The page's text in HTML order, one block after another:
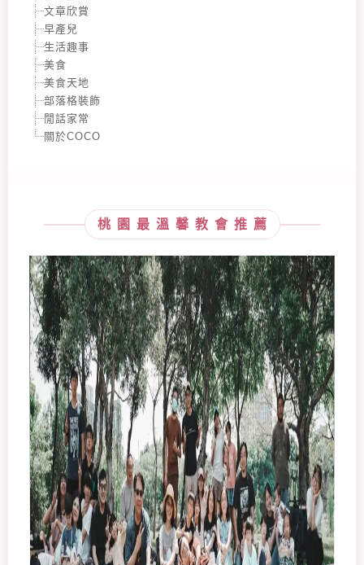
文章欣賞
早產兒
生活趣事
美食
美食天地
部落格裝飾
閒話家常
關於COCO
桃園最溫馨教會推薦